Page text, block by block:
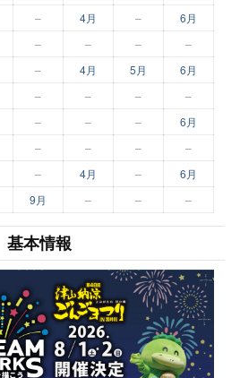
– 4月 –
6月
– – – –
– 4月 5月
6月
– – – –
– – –
6月
– – – –
– 4月 –
6月
9月 – – –
基本情報